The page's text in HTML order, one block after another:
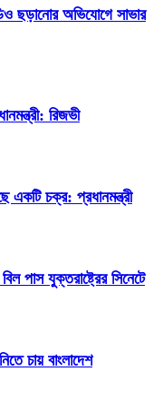
ছড়ানোর অভিযোগে সাভার
রিজভী
একটি চক্র: প্রধানমন্ত্রী
পাস যুক্তরাষ্ট্রের সিনেটে
চায় বাংলাদেশ